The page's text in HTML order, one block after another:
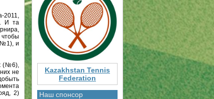
2011,
И та
и
(№6),
не
2)
Kazakhstan Tennis
Federation
Наш спонсор